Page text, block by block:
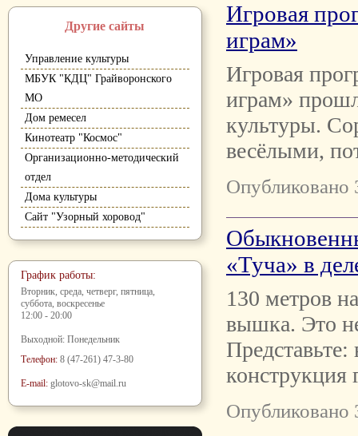
Другие сайты
Управление культуры
МБУК "КДЦ" Грайворонского
МО
Дом ремесел
Кинотеатр "Космос"
Организационно-методический
отдел
Дома культуры
Сайт "Узорный хоровод"
График работы:
Вторник, среда, четверг, пятница,
суббота, воскресенье
12:00 - 20:00
Выходной: Понедельник
Телефон: 8 (47-261) 47-3-80
E-mail: glotovo-sk@mail.ru
Игровая
играм»
Игровая
играм»
культуры.
весёлыми,
Опубликовано
«Туча» в
130 метров
вышка. Это
Опубликовано